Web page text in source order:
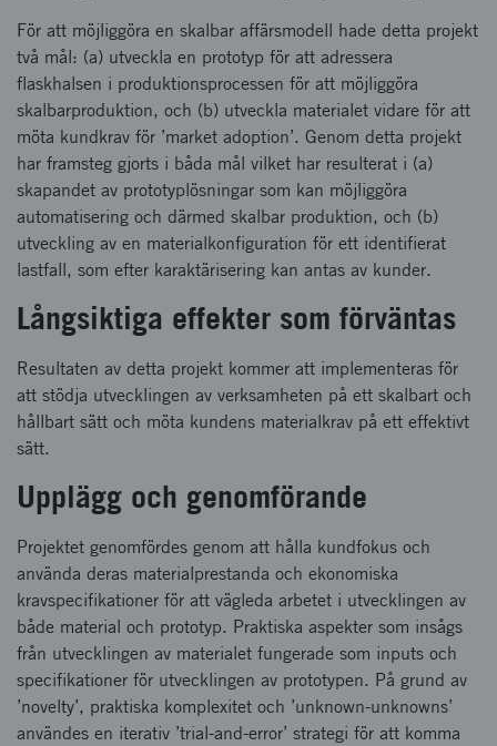
För att möjliggöra en skalbar affärsmodell hade detta projekt
två mål: (a) utveckla en prototyp för att adressera
flaskhalsen i produktionsprocessen för att möjliggöra
skalbarproduktion, och (b) utveckla materialet vidare för att
möta kundkrav för ’market adoption’. Genom detta projekt
har framsteg gjorts i båda mål vilket har resulterat i (a)
skapandet av prototyplösningar som kan möjliggöra
automatisering och därmed skalbar produktion, och (b)
utveckling av en materialkonfiguration för ett identifierat
lastfall, som efter karaktärisering kan antas av kunder.
Långsiktiga effekter som förväntas
Resultaten av detta projekt kommer att implementeras för
att stödja utvecklingen av verksamheten på ett skalbart och
hållbart sätt och möta kundens materialkrav på ett effektivt
sätt.
Upplägg och genomförande
Projektet genomfördes genom att hålla kundfokus och
använda deras materialprestanda och ekonomiska
kravspecifikationer för att vägleda arbetet i utvecklingen av
både material och prototyp. Praktiska aspekter som insågs
från utvecklingen av materialet fungerade som inputs och
specifikationer för utvecklingen av prototypen. På grund av
’novelty’, praktiska komplexitet och ’unknown-unknowns’
användes en iterativ ’trial-and-error’ strategi för att komma